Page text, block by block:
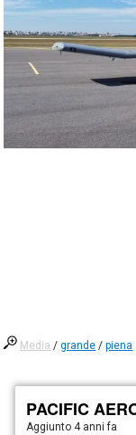
Media /grande /piena
PACIFIC
Aggiunto 4 anni fa